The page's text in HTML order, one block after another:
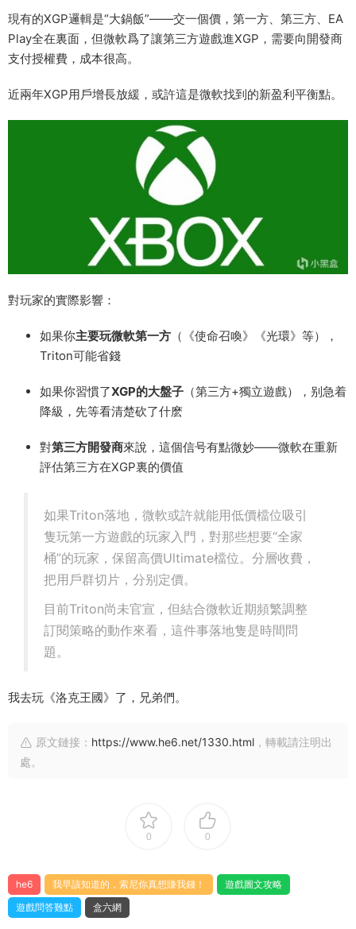
現有的XGP邏輯是“大鍋飯”——交一個價，第一方、第三方、EA
Play全在裏面，但微軟爲了讓第三方遊戲進XGP，需要向開發商
支付授權費，成本很高。
近兩年XGP用戶增長放緩，或許這是微軟找到的新盈利平衡點。
對玩家的實際影響：
如果你主要玩微軟第一方 （《使命召喚》《光環》等），
Triton可能省錢
如果你習慣了XGP的大盤子 （第三方+獨立遊戲），别急着
降級，先等看清楚砍了什麽
對第三方開發商來說，這個信号有點微妙——微軟在重新
評估第三方在XGP裏的價值
如果Triton落地，微軟或許就能用低價檔位吸引
隻玩第一方遊戲的玩家入門，對那些想要“全家
桶”的玩家，保留高價Ultimate檔位。分層收費，
把用戶群切片，分别定價。
目前Triton尚未官宣，但結合微軟近期頻繁調整
訂閱策略的動作來看，這件事落地隻是時間問
題。
我去玩《洛克王國》了，兄弟們。
原文鏈接： https://www.he6.net/1330.html ，轉載請注明出
處。
0 0
he6 我早該知道的，索尼你真想賺我錢！
遊戲圖文攻略
遊戲問答難點
盒六網